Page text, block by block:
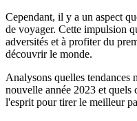
Cependant, il y a un aspect
de voyager. Cette impulsion
adversités et à profiter du
découvrir le monde.
Analysons quelles tendances
nouvelle année 2023 et quels
l'esprit pour tirer le meilleur